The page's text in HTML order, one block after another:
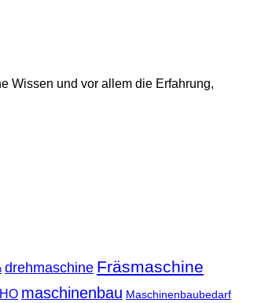
Wissen und vor allem die Erfahrung,
drehmaschine Fräsmaschine
maschinenbau Maschinenbaubedarf